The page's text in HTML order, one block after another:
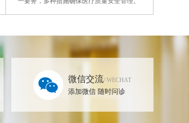
微信交流/ WECHAT
添加微信 随时问诊